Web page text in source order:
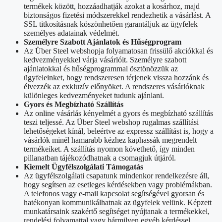
termékek között, hozzáadhatják azokat a kosárhoz, majd
biztonságos fizetési módszerekkel rendezhetik a vásárlást. A
SSL titkosításnak köszönhetően garantáljuk az ügyfelek
személyes adatainak védelmét.
Személyre Szabott Ajánlatok és Hűségprogram
Az Über Steel webshopja folyamatosan frissülő akciókkal és
kedvezményekkel várja vásárlóit. Személyre szabott
ajánlatokkal és hűségprogrammal ösztönözzük az
ügyfeleinket, hogy rendszeresen térjenek vissza hozzánk és
élvezzék az exkluzív előnyöket. A rendszeres vásárlóknak
különleges kedvezményeket tudunk ajánlani.
Gyors és Megbízható Szállítás
Az online vásárlás kényelmét a gyors és megbízható szállítás
teszi teljessé. Az Über Steel webshop rugalmas szállítási
lehetőségeket kínál, beleértve az expressz szállítást is, hogy a
vásárlók minél hamarabb kézhez kaphassák megrendelt
termékeiket. A szállítás nyomon követhető, így minden
pillanatban tájékozódhatnak a csomagjuk útjáról.
Kiemelt Ügyfélszolgálati Támogatás
Az ügyfélszolgálati csapatunk mindenkor rendelkezésre áll,
hogy segítsen az esetleges kérdésekben vagy problémákban.
A telefonos vagy e-mail kapcsolat segítségével gyorsan és
hatékonyan kommunikálhatnak az ügyfelek velünk. Képzett
munkatársaink szakértő segítséget nyújtanak a termékekkel,
rendelési folyamattal vagy bármilyen egyéb kérdéssel